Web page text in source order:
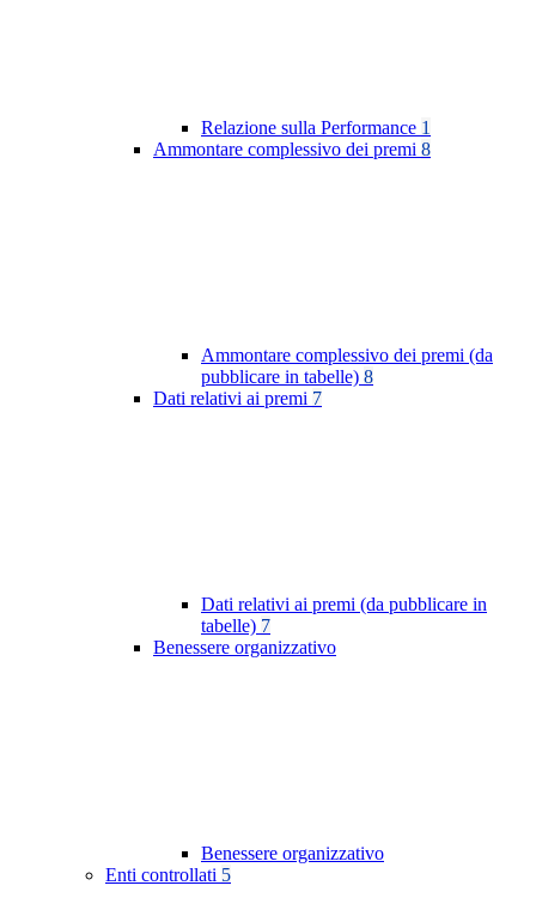
Relazione sulla Performance 1
Ammontare complessivo dei premi 8
Ammontare complessivo dei premi (da
pubblicare in tabelle) 8
Dati relativi ai premi 7
Dati relativi ai premi (da pubblicare in
tabelle) 7
Benessere organizzativo
Benessere organizzativo
Enti controllati 5